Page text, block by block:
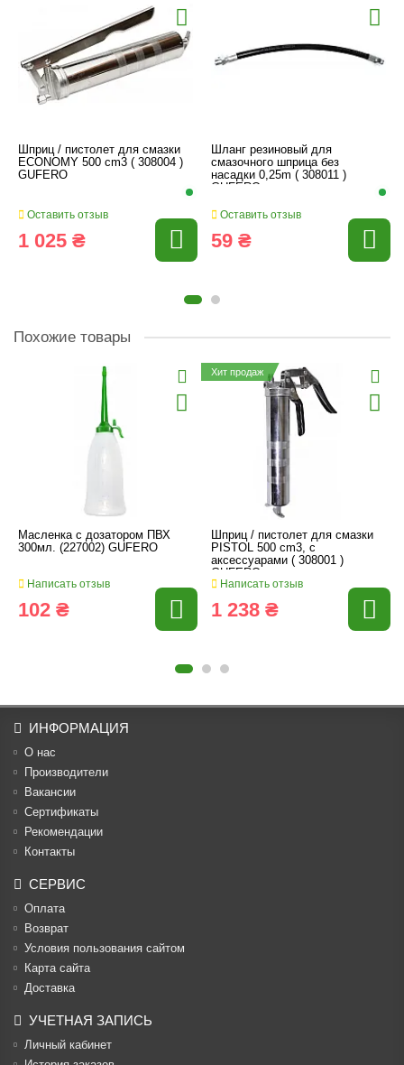
Шприц / пистолет для смазки
ECONOMY 500 cm3 ( 308004 )
GUFERO
Оставить отзыв
1 025 ₴
Шланг резиновый для
смазочного шприца без
насадки 0,25m ( 308011 )
GUFERO
Оставить отзыв
59 ₴
Похожие товары
Масленка с дозатором ПВХ
300мл. (227002) GUFERO
Написать отзыв
102 ₴
Хит продаж
Шприц / пистолет для смазки
PISTOL 500 cm3, с
аксессуарами ( 308001 )
GUFERO
Написать отзыв
1 238 ₴
ИНФОРМАЦИЯ
О нас
Производители
Вакансии
Cертификаты
Рекомендации
Контакты
СЕРВИС
Оплата
Возврат
Условия пользования сайтом
Карта сайта
Доставка
УЧЕТНАЯ ЗАПИСЬ
Личный кабинет